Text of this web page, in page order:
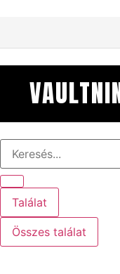
Találat
Összes találat